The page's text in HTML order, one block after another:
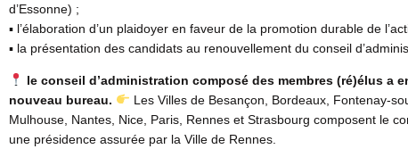
d’Essonne) ;
▪ l’élaboration d’un plaidoyer en faveur de la promotion durable de
▪ la présentation des candidats au renouvellement du conseil
le conseil d’administration composé des membres (ré)élus a
nouveau bureau.
Les Villes de Besançon, Bordeaux, Fontenay-
Mulhouse, Nantes, Nice, Paris, Rennes et Strasbourg composent le
une présidence assurée par la Ville de Rennes.